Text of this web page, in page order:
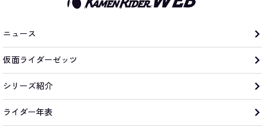
ニュース
仮面ライダーゼッツ
シリーズ紹介
ライダー年表